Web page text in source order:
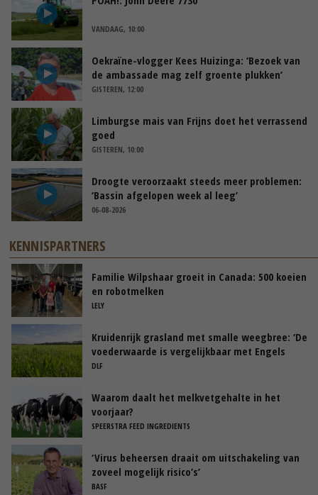
VANDAAG, 10:00
Oekraïne-vlogger Kees Huizinga: ‘Bezoek van
de ambassade mag zelf groente plukken’
GISTEREN, 12:00
Limburgse mais van Frijns doet het verrassend
goed
GISTEREN, 10:00
Droogte veroorzaakt steeds meer problemen:
‘Bassin afgelopen week al leeg’
06-08-2026
KENNISPARTNERS
Familie Wilpshaar groeit in Canada: 500 koeien
en robotmelken
LELY
Kruidenrijk grasland met smalle weegbree: ‘De
voederwaarde is vergelijkbaar met Engels
raaigras’
DLF
Waarom daalt het melkvetgehalte in het
voorjaar?
SPEERSTRA FEED INGREDIENTS
‘Virus beheersen draait om uitschakeling van
zoveel mogelijk risico’s’
BASF